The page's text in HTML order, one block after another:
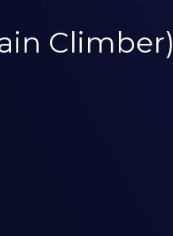
Climber)